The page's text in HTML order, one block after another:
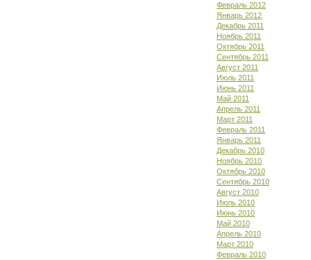
Февраль 2012
Январь 2012
Декабрь 2011
Ноябрь 2011
Октябрь 2011
Сентябрь 2011
Август 2011
Июль 2011
Июнь 2011
Май 2011
Апрель 2011
Март 2011
Февраль 2011
Январь 2011
Декабрь 2010
Ноябрь 2010
Октябрь 2010
Сентябрь 2010
Август 2010
Июль 2010
Июнь 2010
Май 2010
Апрель 2010
Март 2010
Февраль 2010